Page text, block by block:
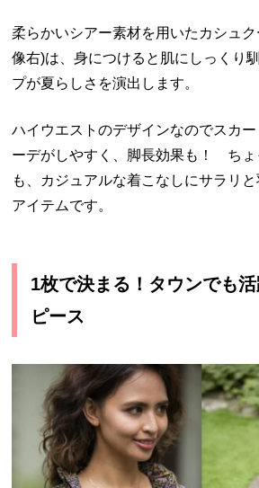
柔らかいシアー素材を用いたカシュ
像右)は、身につけると肌にしっくり
プが夏らしさを演出します。
ハイウエストのデザインなのでスカ
ーデがしやすく、脚長効果も！ ちょ
も、カジュアルな着こなしにサラリ
アイテムです。
1枚で決まる！タウンでも
ピース